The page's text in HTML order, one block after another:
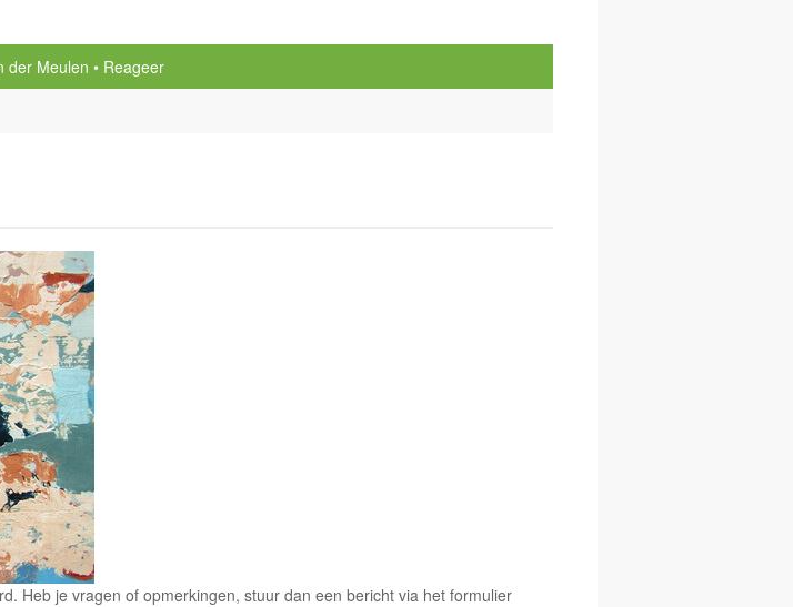
der Meulen
Reageer
Heb je vragen of opmerkingen, stuur dan een bericht via het formulier